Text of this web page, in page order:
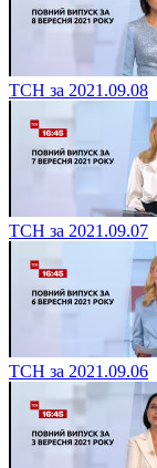
ТСН за 2021.09.08
ТСН за 2021.09.07
ТСН за 2021.09.06